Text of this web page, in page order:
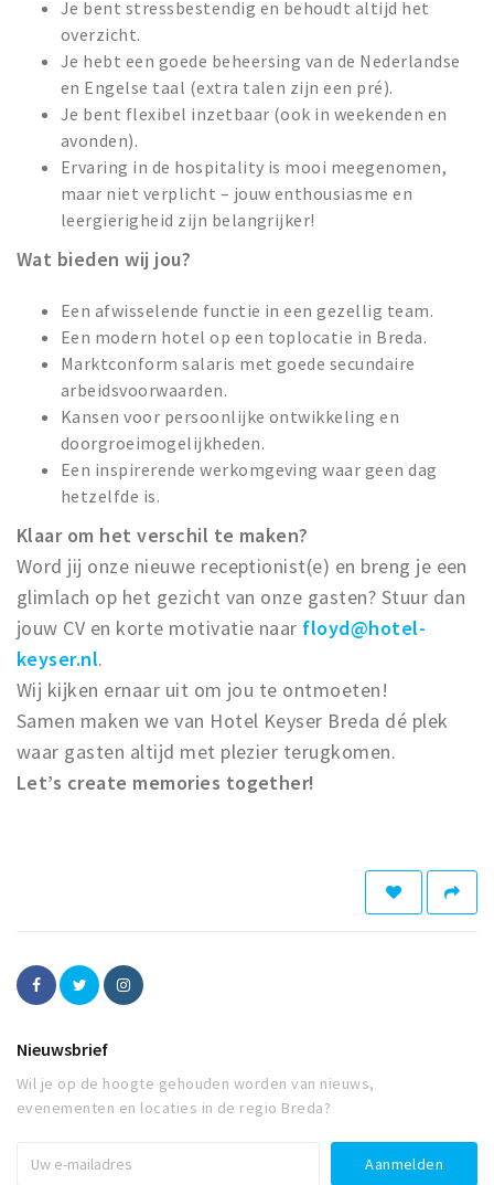
Je bent stressbestendig en behoudt altijd het
overzicht.
Je hebt een goede beheersing van de Nederlandse
en Engelse taal (extra talen zijn een pré).
Je bent flexibel inzetbaar (ook in weekenden en
avonden).
Ervaring in de hospitality is mooi meegenomen,
maar niet verplicht – jouw enthousiasme en
leergierigheid zijn belangrijker!
Wat bieden wij jou?
Een afwisselende functie in een gezellig team.
Een modern hotel op een toplocatie in Breda.
Marktconform salaris met goede secundaire
arbeidsvoorwaarden.
Kansen voor persoonlijke ontwikkeling en
doorgroeimogelijkheden.
Een inspirerende werkomgeving waar geen dag
hetzelfde is.
Klaar om het verschil te maken?
Word jij onze nieuwe receptionist(e) en breng je een
glimlach op het gezicht van onze gasten? Stuur dan
jouw CV en korte motivatie naar floyd@hotel-
keyser.nl.
Wij kijken ernaar uit om jou te ontmoeten!
Samen maken we van Hotel Keyser Breda dé plek
waar gasten altijd met plezier terugkomen.
Let’s create memories together!
Nieuwsbrief
Wil je op de hoogte gehouden worden van nieuws,
evenementen en locaties in de regio Breda?